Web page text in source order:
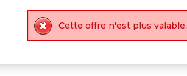
Cette offre n'est plus valable.